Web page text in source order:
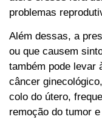
problemas
Além dessas, a
ou que causem
também pode levar
câncer
colo do útero,
remoção do tumor